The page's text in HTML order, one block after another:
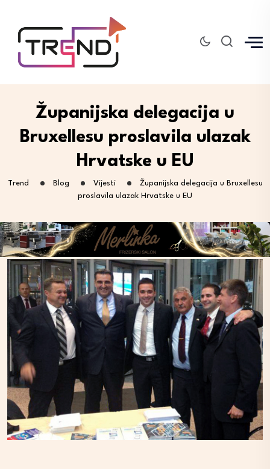
Županijska delegacija u
Bruxellesu proslavila ulazak
Hrvatske u EU
Trend Blog Vijesti
Županijska delegacija u Bruxellesu
proslavila ulazak Hrvatske u EU